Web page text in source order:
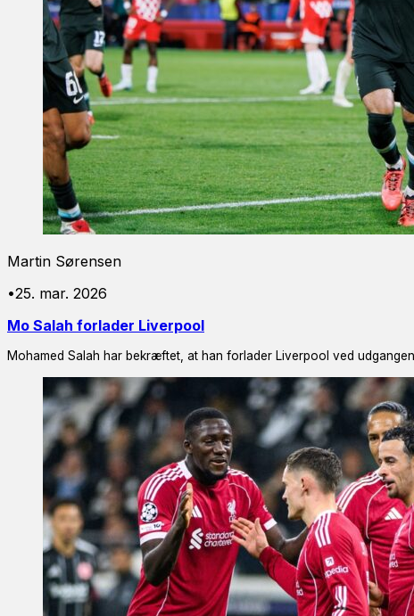
Martin Sørensen
•25. mar. 2026
Mo Salah forlader Liverpool
Mohamed Salah har bekræftet, at han forlader Liverpool ved